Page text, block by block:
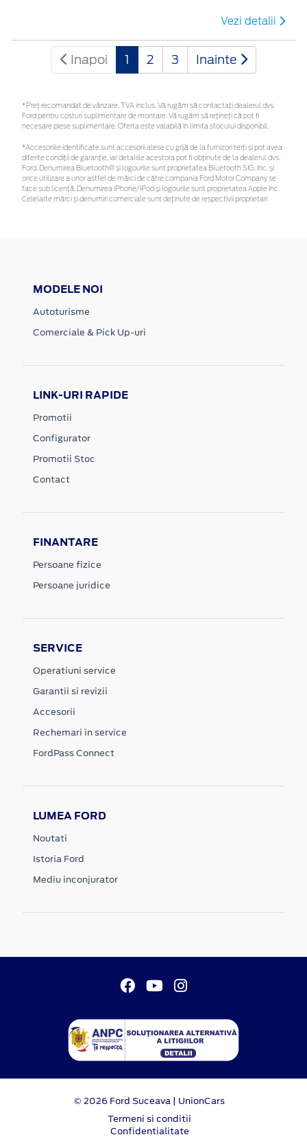
Vezi detalii
Inapoi 1 2 3 Inainte
*Preţ recomandat de vânzare, TVA inclus. Vă rugăm să contactaţi dealerul dvs.
Ford pentru costuri suplimentare de montare. Vă rugăm să rețineți că pot fi
necesare piese suplimentare. Oferta este valabilă în limita stocului disponibil.
*Accesoriile identificate sunt accesorii alese cu grijă de la furnizori terți și pot avea
diferite condiții de garanție, iar detaliile acestora pot fi obținute de la dealerul dvs.
Ford. Denumirea Bluetooth® și logourile sunt proprietatea Bluetooth SIG, Inc. și
orice utilizare a unor astfel de mărci de către compania Ford Motor Company se
face sub licență. Denumirea iPhone/iPod și logourile sunt proprietatea Apple Inc.
Celelalte mărci și denumiri comerciale sunt deținute de respectivii proprietari
MODELE NOI
Autoturisme
Comerciale & Pick Up-uri
LINK-URI RAPIDE
Promotii
Configurator
Promotii Stoc
Contact
FINANTARE
Persoane fizice
Persoane juridice
SERVICE
Operatiuni service
Garantii si revizii
Accesorii
Rechemari in service
FordPass Connect
LUMEA FORD
Noutati
Istoria Ford
Mediu inconjurator
© 2026 Ford Suceava | UnionCars
Termeni si conditii
Confidentialitate